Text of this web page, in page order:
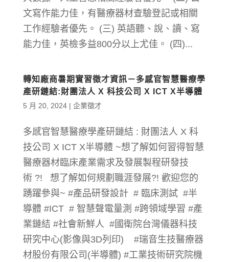
文寫作能力佳，有醫療器材查驗登記或相關
工作經驗者優先。 (三) 英語聽、說、讀、寫
能力佳，英檢多益800分以上尤佳。 (四)...
轉知廠商暑期實習徵才資訊－多感官智慧醫療學
產研鏈結:財團法人 X 科技公司 X ICT X半導體
5 月 20, 2024| 企業徵才
多感官智慧醫療學產研鏈結 : 財團法人 X 科
技公司 X ICT X半導體 ~想了解如何習得智慧
醫療器材臨床產業需求及發展製程研發技
術 ?! 想了解如何規劃職涯發展?! 歡迎您的
踴躍參與~ #產品研發設計 # 臨床測試 #半
導體 #ICT # 智慧聲電量測 #跨領域學習 #產
業鏈結 #社會新鮮人 #國衛院台灣儀器科技
研究中心(影像與3D列印) #瑞音生技醫療器
材股份有限公司(半導體) #工業技術研究院機